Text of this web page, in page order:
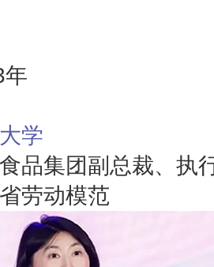
年
学
品集团副总裁、执
劳动模范